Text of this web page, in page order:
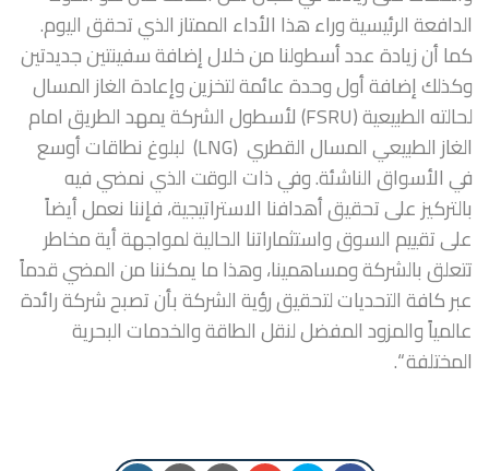
الدافعة الرئيسية وراء هذا الأداء الممتاز الذي تحقق اليوم.
كما أن زيادة عدد أسطولنا من خلال إضافة سفينتين جديدتين
وكذلك إضافة أول وحدة عائمة لتخزين وإعادة الغاز المسال
لحالته الطبيعية (FSRU) لأسطول الشركة يمهد الطريق امام
الغاز الطبيعي المسال القطري (LNG) لبلوغ نطاقات أوسع
في الأسواق الناشئة. وفي ذات الوقت الذي نمضي فيه
بالتركيز على تحقيق أهدافنا الاستراتيجية، فإننا نعمل أيضاً
على تقييم السوق واستثماراتنا الحالية لمواجهة أية مخاطر
تتعلق بالشركة ومساهمينا، وهذا ما يمكننا من المضي قدماً
عبر كافة التحديات لتحقيق رؤية الشركة بأن تصبح شركة رائدة
عالمياً والمزود المفضل لنقل الطاقة والخدمات البحرية
المختلفة “.